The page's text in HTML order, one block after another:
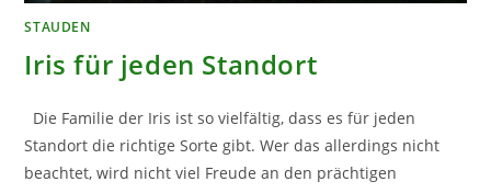
STAUDEN
Iris für jeden Standort
Die Familie der Iris ist so vielfältig, dass es für jeden
Standort die richtige Sorte gibt. Wer das allerdings nicht
beachtet, wird nicht viel Freude an den prächtigen